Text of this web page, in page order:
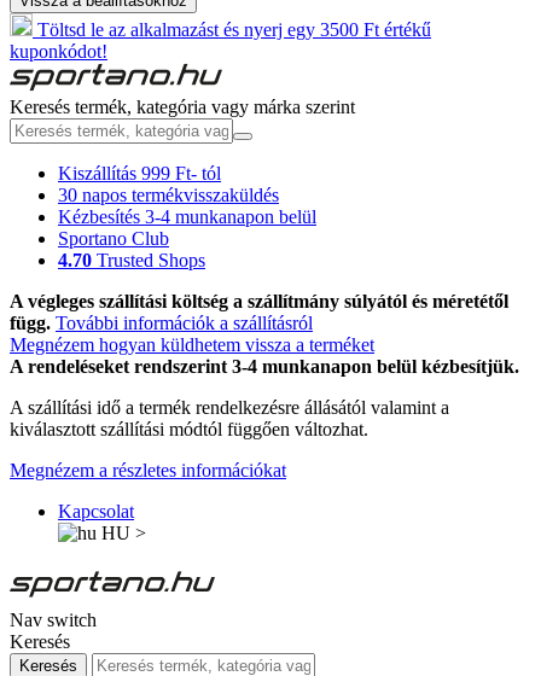
Töltsd le az alkalmazást és nyerj egy 3500 Ft értékű
kuponkódot!
Keresés termék, kategória vagy márka szerint
Kiszállítás 999 Ft- tól
30 napos termékvisszaküldés
Kézbesítés 3-4 munkanapon belül
Sportano Club
4.70 Trusted Shops
A végleges szállítási költség a szállítmány súlyától és méretétől
függ. További információk a szállításról
Megnézem hogyan küldhetem vissza a terméket
A rendeléseket rendszerint 3-4 munkanapon belül kézbesítjük.
A szállítási idő a termék rendelkezésre állásától valamint a
kiválasztott szállítási módtól függően változhat.
Megnézem a részletes információkat
Kapcsolat
HU >
Nav switch
Keresés
Keresés